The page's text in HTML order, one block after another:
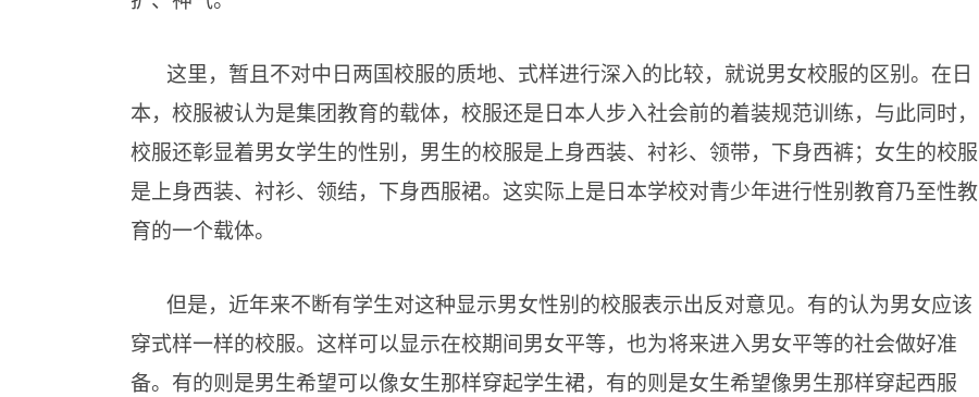
这里，暂且不对中日两国校服的质地、式样进行深入的比较，就说男女校服的区别。在日
本，校服被认为是集团教育的载体，校服还是日本人步入社会前的着装规范训练，与此同时，
校服还彰显着男女学生的性别，男生的校服是上身西装、衬衫、领带，下身西裤；女生的校服
是上身西装、衬衫、领结，下身西服裙。这实际上是日本学校对青少年进行性别教育乃至性教
育的一个载体。
但是，近年来不断有学生对这种显示男女性别的校服表示出反对意见。有的认为男女应该
穿式样一样的校服。这样可以显示在校期间男女平等，也为将来进入男女平等的社会做好准
备。有的则是男生希望可以像女生那样穿起学生裙，有的则是女生希望像男生那样穿起西服